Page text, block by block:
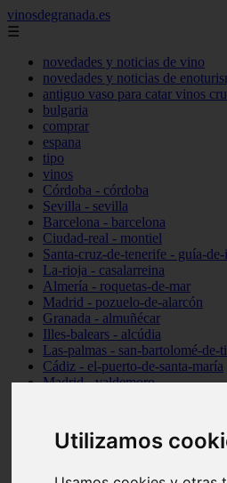
Utilizamos
vinosdegranada.es
☰
novedades y noticias de vino
novedades y noticias de
antiguo vaso para catar vinos
bulgaria
comprar
espana
tipo
vinos
Córdoba - córdoba
Sevilla - sevilla
Barcelona - barcelona
Ciudad-real - montiel
Santa-cruz-de-tenerife - guía-de-
La-rioja - casalarreina
Almería - roquetas-de-mar
Madrid - pozuelo-de-alarcón
Granada - almuñécar
Illes-balears - alcúdia
Las-palmas - san-bartolomé-de-
Cádiz - el-puerto-de-santa-maría
Madrid - valdemoro
Cantabria - suances
Sevilla - bormujos
Málaga - júzcar